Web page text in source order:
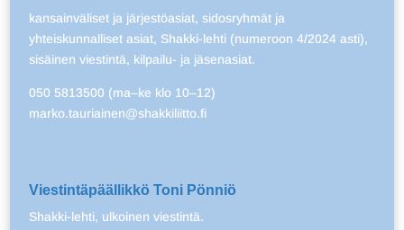
kansainväliset ja järjestöasiat, sidosryhmät ja
yhteiskunnalliset asiat, Shakki-lehti (numeroon 4/2024 asti),
sisäinen viestintä, kilpailu- ja jäsenasiat.
050 5813500 (ma–ke klo 10–12)
marko.tauriainen@shakkiliitto.fi
Viestintäpäällikkö Toni Pönniö
Shakki-lehti, ulkoinen viestintä.